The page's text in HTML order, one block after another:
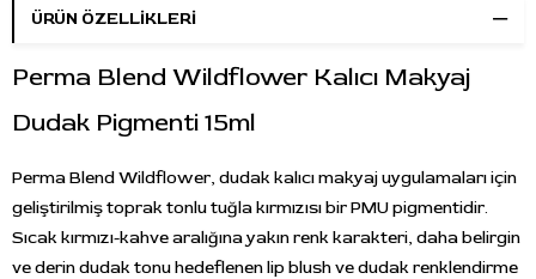
ÜRÜN ÖZELLIKLERI
Perma Blend Wildflower Kalıcı Makyaj
Dudak Pigmenti 15ml
Perma Blend Wildflower, dudak kalıcı makyaj uygulamaları için
geliştirilmiş toprak tonlu tuğla kırmızısı bir PMU pigmentidir.
Sıcak kırmızı-kahve aralığına yakın renk karakteri, daha belirgin
ve derin dudak tonu hedeflenen lip blush ve dudak renklendirme